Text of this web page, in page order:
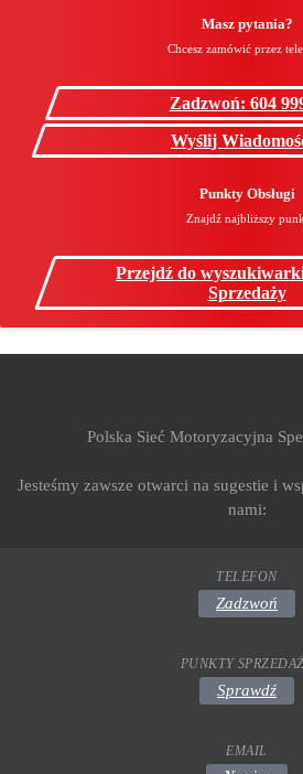
Masz pytania?
Chcesz zamówić przez
Zadzwoń: 604
Wyślij
Punkty Obsługi
Znajdź najbliższy
Przejdź do
Sprzedaży
Polska Sieć Motoryzacyjna
Jesteśmy zawsze otwarci na sugestie i
nami:
TELEFON
Zadzwoń
PUNKTY
Sprawdź
EMAIL